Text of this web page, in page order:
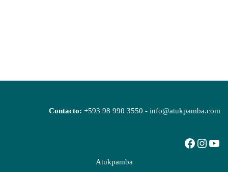
Contacto: +593 98 990 3550 - info@atukpamba.com
Atukpamba